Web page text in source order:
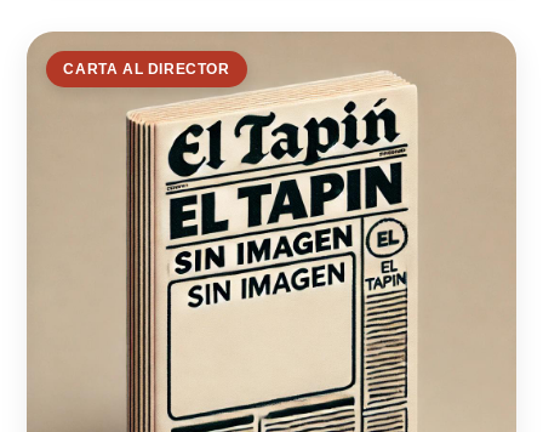
CARTA AL DIRECTOR